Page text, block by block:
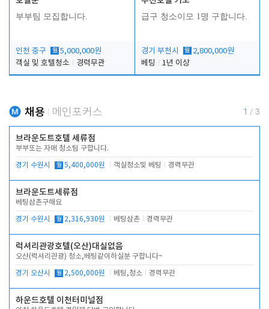
부부팀 모집합니다.
인천 중구 월 5,000,000원
객실 및 호텔청소
경력무관
급구 청소이모 1명 구합니다.
경기 부천시 월 2,800,000원
베팅
1년 이상
채용 메인포커스 1 / 3
브라운도트호텔 세류점
부부또는 자매 청소팀 구합니다.
경기 수원시 월 5,400,000원 객실청소및 베팅 경력무관
브라운도트세류점
베팅삼촌구해요
경기 수원시 월 2,316,930원 베팅삼촌 경력무관
럭셔리관광호텔(오산)대실없음
오산(럭셔리관광) 청소,베팅같이하실분 구합니다~
경기 오산시 월 2,500,000원 베팅,청소 경력무관
하운드호텔 이천터미널점